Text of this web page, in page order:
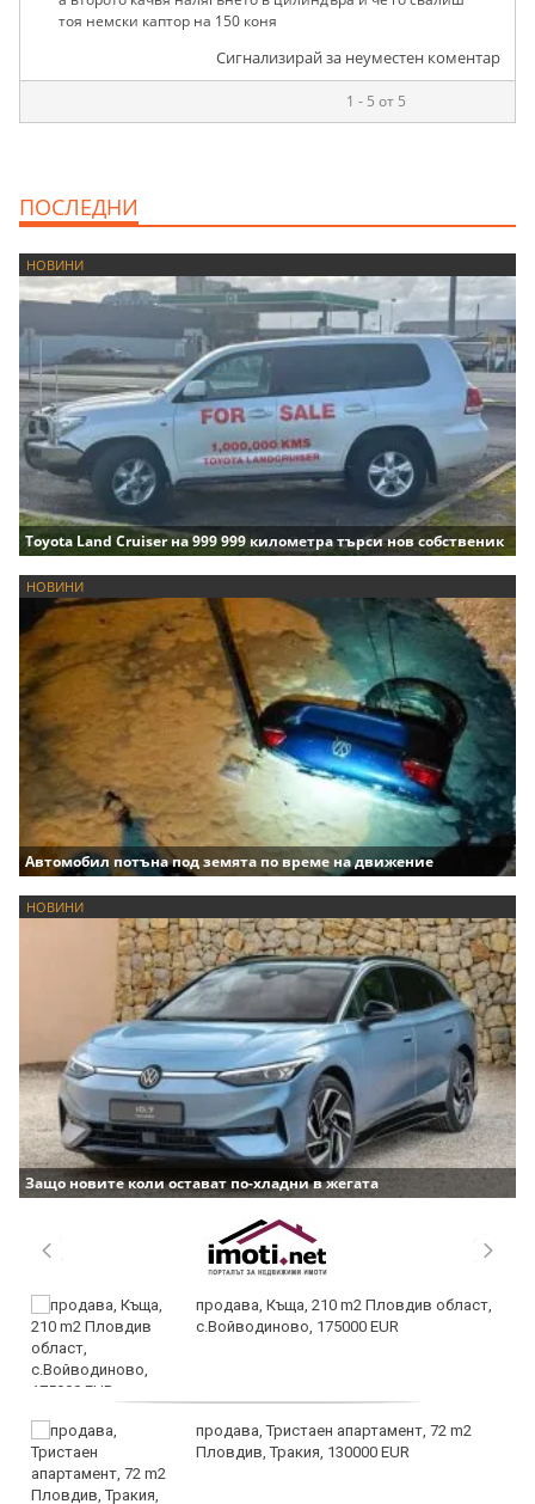
тоя немски каптор на 150 коня
Сигнализирай за неуместен коментар
1 - 5 от 5
ПОСЛЕДНИ
НОВИНИ
Toyota Land Cruiser на 999 999 километра търси нов собственик
НОВИНИ
Автомобил потъна под земята по време на движение
НОВИНИ
Защо новите коли остават по-хладни в жегата
продава, Къща, 210 m2 Пловдив област,
с.Войводиново, 175000 EUR
продава, Тристаен апартамент, 72 m2
Пловдив, Тракия, 130000 EUR